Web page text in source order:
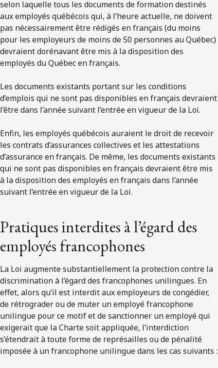
selon laquelle tous les documents de formation destinés
aux employés québécois qui, à l’heure actuelle, ne doivent
pas nécessairement être rédigés en français (du moins
pour les employeurs de moins de 50 personnes au Québec)
devraient dorénavant être mis à la disposition des
employés du Québec en français.
Les documents existants portant sur les conditions
d’emplois qui ne sont pas disponibles en français devraient
l’être dans l’année suivant l’entrée en vigueur de la Loi.
Enfin, les employés québécois auraient le droit de recevoir
les contrats d’assurances collectives et les attestations
d’assurance en français. De même, les documents existants
qui ne sont pas disponibles en français devraient être mis
à la disposition des employés en français dans l’année
suivant l’entrée en vigueur de la Loi.
Pratiques interdites à l’égard des
employés francophones
La Loi augmente substantiellement la protection contre la
discrimination à l’égard des francophones unilingues. En
effet, alors qu’il est interdit aux employeurs de congédier,
de rétrograder ou de muter un employé francophone
unilingue pour ce motif et de sanctionner un employé qui
exigerait que la Charte soit appliquée, l’interdiction
s’étendrait à toute forme de représailles ou de pénalité
imposée à un francophone unilingue dans les cas suivants :